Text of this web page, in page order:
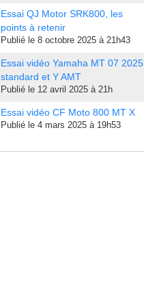
Essai QJ Motor SRK800, les
points à retenir
Publié le 8 octobre 2025 à 21h43
Essai vidéo Yamaha MT 07 2025
standard et Y AMT
Publié le 12 avril 2025 à 21h
Essai vidéo CF Moto 800 MT X
Publié le 4 mars 2025 à 19h53